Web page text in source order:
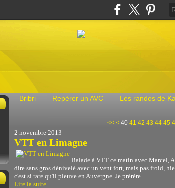
Bribri Repérer un AVC Les randos de
<< < 10
20
30
40 41 42 43 44 45
2 novembre 2013
VTT en Limagne
Balade à VTT ce matin avec Marcel,
dire sans gros dénivelé avec un vent fort, mais pas froid,
c'est si rare qu'il pleuve en Auvergne. Je prérère...
Lire la suite